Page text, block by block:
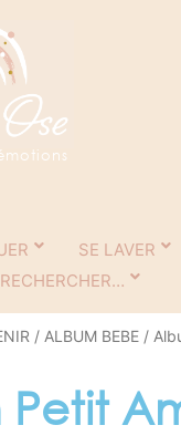
SE LAVER
RECHERCHER…
/ ALBUM BEBE /